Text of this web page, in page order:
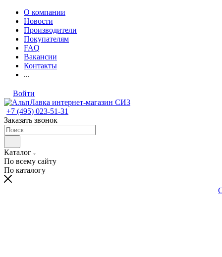
О компании
Новости
Производители
Покупателям
FAQ
Вакансии
Контакты
...
Войти
+7 (495) 023-51-31
Заказать звонок
Каталог
По всему сайту
По каталогу